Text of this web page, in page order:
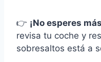
👉 ¡No esperes
revisa tu coche y
sobresaltos está a